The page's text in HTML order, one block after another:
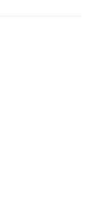
타인 은발 은안. 그린
만 가득해서 자기 좋다
의 저울은 언제나 불공